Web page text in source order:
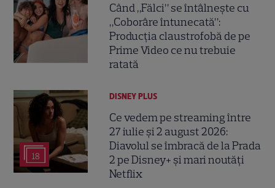
Când „Fălci” se întâlnește cu
„Coborâre întunecată”:
Producția claustrofobă de pe
Prime Video ce nu trebuie
ratată
18
DISNEY PLUS
Ce vedem pe streaming între
27 iulie și 2 august 2026:
Diavolul se îmbracă de la Prada
2 pe Disney+ și mari noutăți
Netflix